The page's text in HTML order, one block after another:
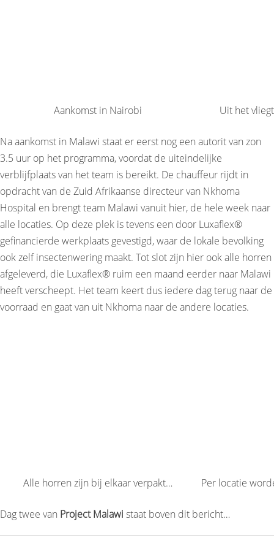
Aankomst in Nairobi Uit het
Na aankomst in Malawi staat er eerst nog een autorit van zon
3.5 uur op het programma, voordat de uiteindelijke
verblijfplaats van het team is bereikt. De chauffeur rijdt in
opdracht van de Zuid Afrikaanse directeur van Nkhoma
Hospital en brengt team Malawi vanuit hier, de hele week naar
alle locaties. Op deze plek is tevens een door Luxaflex®
gefinancierde werkplaats gevestigd, waar de lokale bevolking
ook zelf insectenwering maakt. Tot slot zijn hier ook alle horren
afgeleverd, die Luxaflex® ruim een maand eerder naar Malawi
heeft verscheept. Het team keert dus iedere dag terug naar de
voorraad en gaat van uit Nkhoma naar de andere locaties.
Alle horren zijn bij elkaar verpakt… Per locatie
Dag twee van Project Malawi staat boven dit bericht…